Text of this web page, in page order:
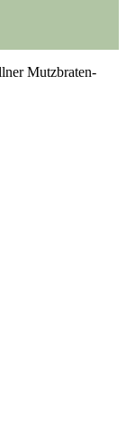
Mutzbraten-